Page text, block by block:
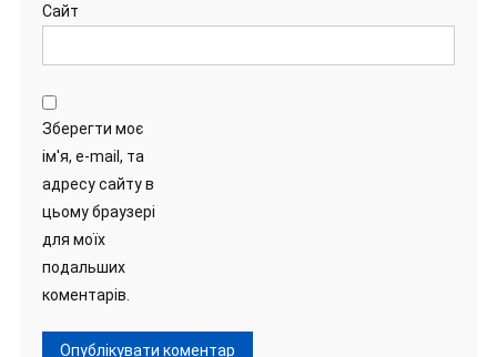
Сайт
Зберегти моє
ім'я, e-mail, та
адресу сайту в
цьому браузері
для моїх
подальших
коментарів.